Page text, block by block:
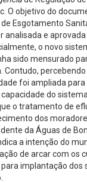
O objetivo do
Esgotamento
analisada e
o novo
sido mensurado
Contudo,
foi ampliada para
do
o tratamento de
dos
da Águas de
a intenção do
de arcar com os
implantação dos